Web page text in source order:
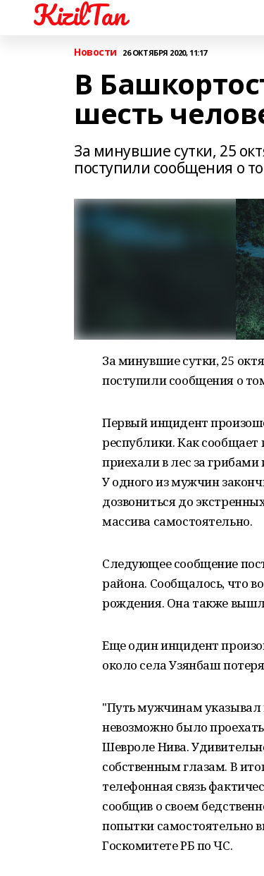
KizilTan
Новости 26 ОКТЯБРЯ 2020, 11:17
В
шесть
За минувшие сутки, 25
поступили сообщения о
За минувшие сутки, 25
поступили сообщения о
Первый инцидент
республики. Как
приехали в лес за грибами
У одного из мужчин
дозвониться до
массива самостоятельно.
Следующее сообщение
района. Сообщалось, что
рождения. Она также
Еще один инцидент
около села Узянбаш
"Путь мужчинам указывал
невозможно было
Шевроле Нива.
собственным глазам. В
телефонная связь
сообщив о своем
попытки самостоятельно
Госкомитете РБ по ЧС.